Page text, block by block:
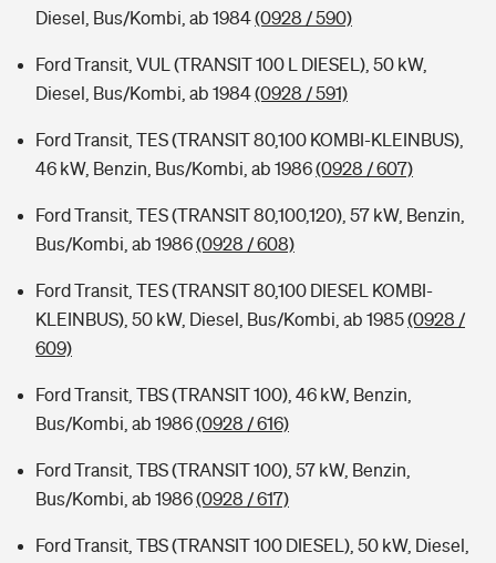
Diesel, Bus/Kombi, ab 1984(0928 / 590)
Ford Transit, VUL (TRANSIT 100 L DIESEL), 50 kW,
Diesel, Bus/Kombi, ab 1984(0928 / 591)
Ford Transit, TES (TRANSIT 80,100 KOMBI-KLEINBUS),
46 kW, Benzin, Bus/Kombi, ab 1986(0928 / 607)
Ford Transit, TES (TRANSIT 80,100,120), 57 kW, Benzin,
Bus/Kombi, ab 1986(0928 / 608)
Ford Transit, TES (TRANSIT 80,100 DIESEL KOMBI-
KLEINBUS), 50 kW, Diesel, Bus/Kombi, ab 1985(0928 /
609)
Ford Transit, TBS (TRANSIT 100), 46 kW, Benzin,
Bus/Kombi, ab 1986(0928 / 616)
Ford Transit, TBS (TRANSIT 100), 57 kW, Benzin,
Bus/Kombi, ab 1986(0928 / 617)
Ford Transit, TBS (TRANSIT 100 DIESEL), 50 kW, Diesel,